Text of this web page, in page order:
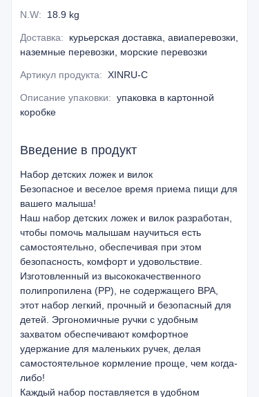
N.W: 18.9 kg
Доставка:
курьерская доставка, авиаперевозки,
наземные перевозки, морские перевозки
Артикул продукта: XINRU-C
Описание упаковки: упаковка в картонной
коробке
Введение в продукт
Набор детских ложек и вилок
Безопасное и веселое время приема пищи для
вашего малыша!
Наш набор детских ложек и вилок разработан,
чтобы помочь малышам научиться есть
самостоятельно, обеспечивая при этом
безопасность, комфорт и удовольствие.
Изготовленный из высококачественного
полипропилена (PP), не содержащего BPA,
этот набор легкий, прочный и безопасный для
детей. Эргономичные ручки с удобным
захватом обеспечивают комфортное
удержание для маленьких ручек, делая
самостоятельное кормление проще, чем когда-
либо!
Каждый набор поставляется в удобном